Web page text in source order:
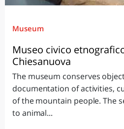
Museum
Museo civico
Chiesanuova
The museum conserves
documentation of activities,
of the mountain people. The
to animal...